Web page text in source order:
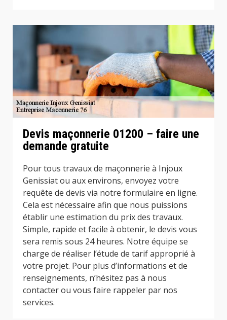
Devis maçonnerie 01200 – faire une
demande gratuite
Pour tous travaux de maçonnerie à Injoux
Genissiat ou aux environs, envoyez votre
requête de devis via notre formulaire en ligne.
Cela est nécessaire afin que nous puissions
établir une estimation du prix des travaux.
Simple, rapide et facile à obtenir, le devis vous
sera remis sous 24 heures. Notre équipe se
charge de réaliser l’étude de tarif approprié à
votre projet. Pour plus d’informations et de
renseignements, n’hésitez pas à nous
contacter ou vous faire rappeler par nos
services.